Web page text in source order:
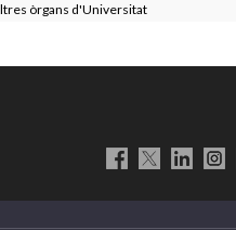
òrgans d'Universitat